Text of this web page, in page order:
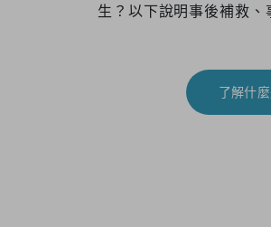
生？以下說明事後補救、
了解什